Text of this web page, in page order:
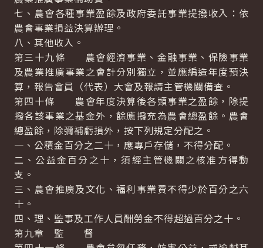
七、農會各種事業盈餘及政府委託事業提撥收入：依
農會事業損益決算辦理。
八、其他收入。
第三十九條 農會經濟事業、金融事業、保險事業
及農業推廣事業之會計分別獨立，並應編造年度預決
算，報告會員（代表）大會及報請主管機關備查。
第四十條 農會年度決算後各類事業之盈餘，除提
撥各該事業之基金外，餘應撥充為農會總盈餘。農會
總盈餘，除彌補虧損外，按下列規定分配之。
一、公積金百分之二十，應專戶存儲，不得分配。
二、公益金百分之十，須經主管機關之核准方得動
支。
三、農會推廣及文化、福利事業費不得少於百分之六
十。
四、理、監事及工作人員酬勞金不得超過百分之十。
第九章 監 督